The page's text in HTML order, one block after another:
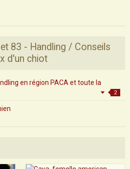
83 - Handling / Conseils
d'un chiot
en région PACA et toute la
2